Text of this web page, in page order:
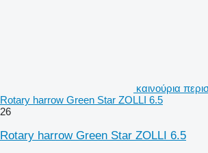
καινούρια
Rotary harrow Green Star ZOLLI 6.5
26
Rotary harrow Green Star ZOLLI 6.5